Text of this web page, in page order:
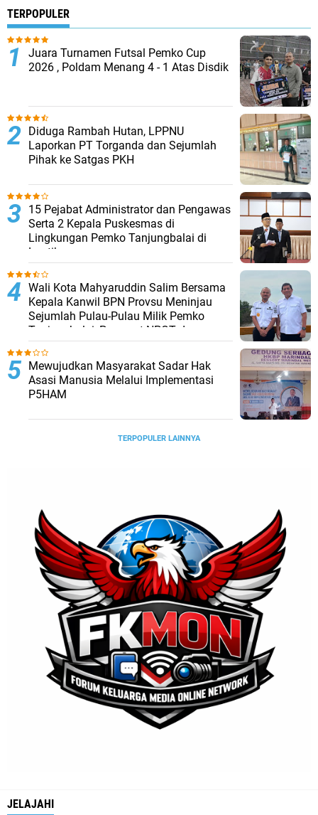
TERPOPULER
Juara Turnamen Futsal Pemko Cup
2026 , Poldam Menang 4 - 1 Atas Disdik
Diduga Rambah Hutan, LPPNU
Laporkan PT Torganda dan Sejumlah
Pihak ke Satgas PKH
15 Pejabat Administrator dan Pengawas
Serta 2 Kepala Puskesmas di
Lingkungan Pemko Tanjungbalai di
Lantik
Wali Kota Mahyaruddin Salim Bersama
Kepala Kanwil BPN Provsu Meninjau
Sejumlah Pulau-Pulau Milik Pemko
Tanjungbalai, Percepat NPGT dan
Sertifikasi Aset
Mewujudkan Masyarakat Sadar Hak
Asasi Manusia Melalui Implementasi
P5HAM
TERPOPULER LAINNYA
JELAJAHI